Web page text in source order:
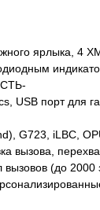
ярлыка, 4
USB порт для
G723, iLBC,
вызова,
(до